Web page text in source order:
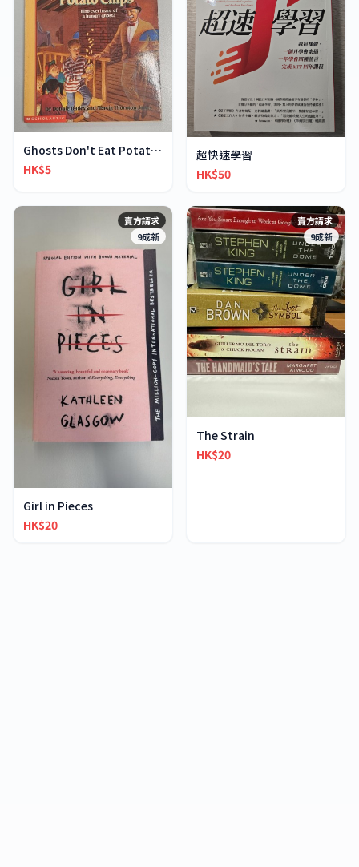
Ghosts Don't Eat Potato Chips
HK$5
超快速學習
HK$50
賣方請求
9成新
Girl in Pieces
HK$20
賣方請求
9成新
The Strain
HK$20